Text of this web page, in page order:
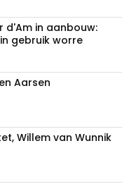
d'Am in aanbouw:
gebruik worre
Aarsen
Willem van Wunnik